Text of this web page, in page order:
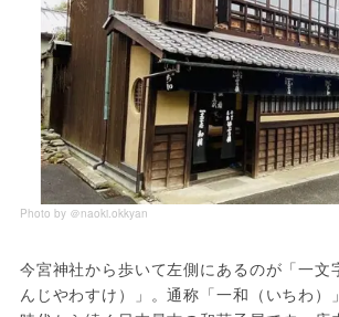
Photo by ＠naoki.okkyan
今宮神社から歩いて左側にあるのが「一文
んじやわすけ）」。通称「一和（いちわ）